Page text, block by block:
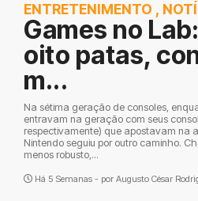
ENTRETENIMENTO ,
Games no
oito patas,
m...
Na sétima geração de consoles,
entravam na geração com seus
respectivamente) que apostavam na
Nintendo seguiu por outro caminho.
menos robusto,...
Há 5 Semanas - por Augusto César